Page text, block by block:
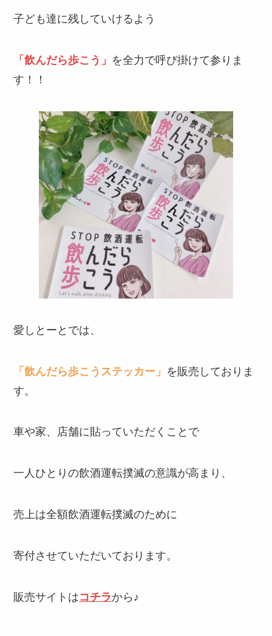
子ども達に残していけるよう
「飲んだら歩こう」 を全力で呼び掛けて参りま
す！！
愛しとーとでは、
「飲んだら歩こうステッカー」 を販売しておりま
す。
車や家、店舗に貼っていただくことで
一人ひとりの飲酒運転撲滅の意識が高まり、
売上は全額飲酒運転撲滅のために
寄付させていただいております。
販売サイトはコチラから♪